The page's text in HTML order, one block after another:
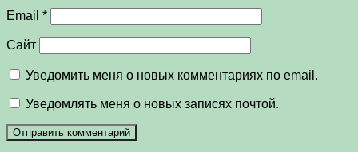
Email *
Сайт
Уведомить меня о новых комментариях по email.
Уведомлять меня о новых записях почтой.